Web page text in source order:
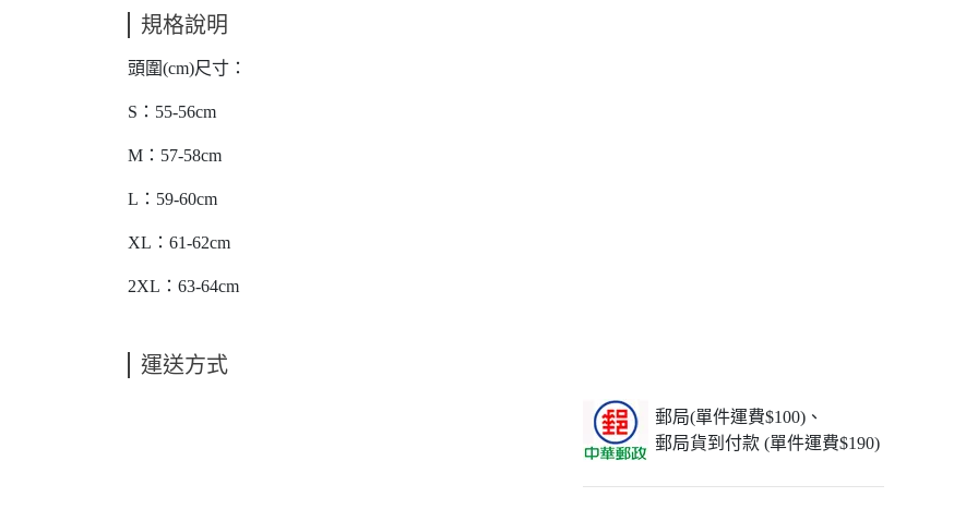
規格說明
頭圍(cm)尺寸：
S：55-56cm
M：57-58cm
L：59-60cm
XL：61-62cm
2XL：63-64cm
運送方式
郵局(單件運費$100)、
郵局貨到付款 (單件運費$190)